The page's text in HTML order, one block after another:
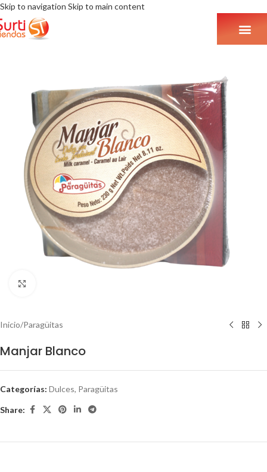
Skip to navigation Skip to main content
Inicio/Paragüitas
Manjar Blanco
Categorías: Dulces, Paragüitas
Share: